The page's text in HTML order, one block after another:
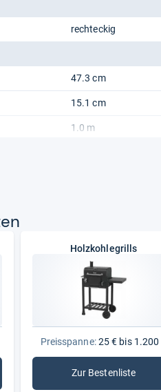
rechteckig
47.3 cm
15.1 cm
1.0 m
Holzkohlegrills
Preisspanne:25 € bis 1.200
Zur Bestenliste
: